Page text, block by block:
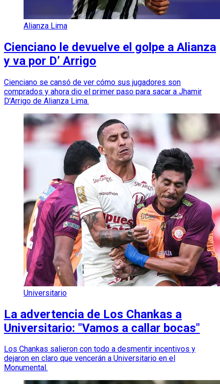
Alianza Lima
Cienciano le devuelve el golpe a Alianza
y va por D’ Arrigo
Cienciano se cansó de ver cómo sus jugadores son
comprados y ahora dio el primer paso para sacar a Jhamir
D’Arrigo de Alianza Lima.
Universitario
La advertencia de Los Chankas a
Universitario: "Vamos a callar bocas"
Los Chankas salieron con todo a desmentir incentivos y
dejaron en claro que vencerán a Universitario en el
Monumental.